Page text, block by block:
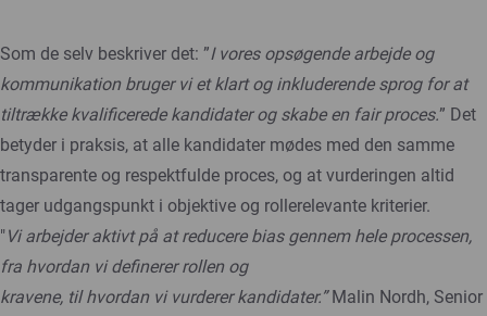
Som de selv beskriver det: ”I vores opsøgende arbejde og
kommunikation bruger vi et klart og inkluderende sprog for at
tiltrække kvalificerede kandidater og skabe en fair proces.” Det
betyder i praksis, at alle kandidater mødes med den samme
transparente og respektfulde proces, og at vurderingen altid
tager udgangspunkt i objektive og rollerelevante kriterier.
"Vi arbejder aktivt på at reducere bias gennem hele processen,
fra hvordan vi definerer rollen og
kravene, til hvordan vi vurderer kandidater.”Malin Nordh, Senior